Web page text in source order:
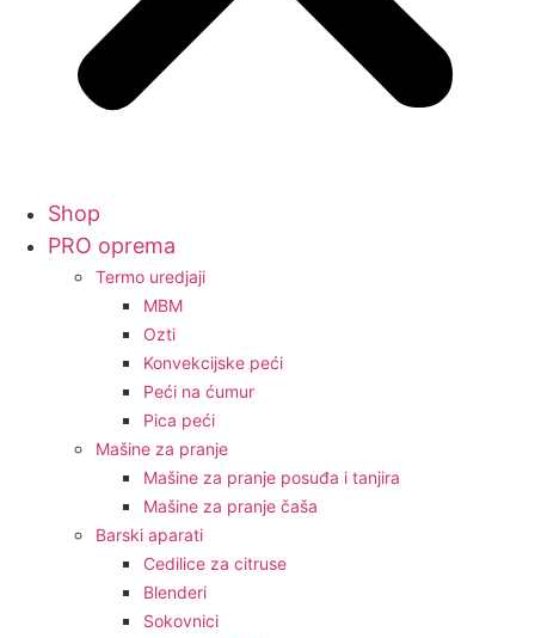
Shop
PRO oprema
Termo uredjaji
MBM
Ozti
Konvekcijske peći
Peći na ćumur
Pica peći
Mašine za pranje
Mašine za pranje posuđa i tanjira
Mašine za pranje čaša
Barski aparati
Cedilice za citruse
Blenderi
Sokovnici